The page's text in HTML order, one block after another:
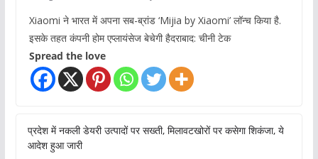
Xiaomi ने भारत में अपना सब-ब्रांड ‘Mijia by Xiaomi’ लॉन्च किया है.
इसके तहत कंपनी होम एप्लायंसेज बेचेगी हैदराबाद: चीनी टेक
Spread the love
प्रदेश में नकली डेयरी उत्पादों पर सख्ती, मिलावटखोरों पर कसेगा शिकंजा, ये
आदेश हुआ जारी